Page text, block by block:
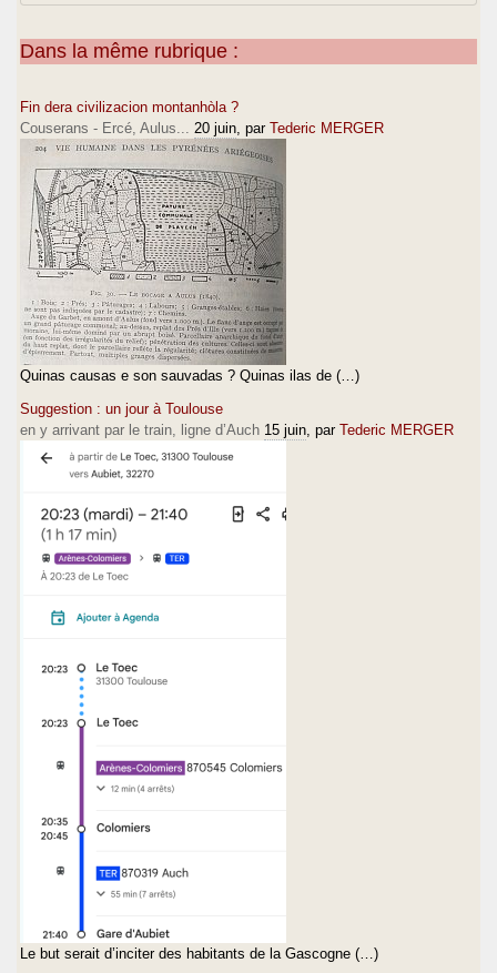
Dans la même rubrique :
Fin dera civilizacion montanhòla ?
Couserans - Ercé, Aulus... 20 juin, par Tederic MERGER
Quinas causas e son sauvadas ? Quinas ilas de (…)
Suggestion : un jour à Toulouse
en y arrivant par le train, ligne d’Auch 15 juin, par Tederic MERGER
Le but serait d’inciter des habitants de la Gascogne (…)